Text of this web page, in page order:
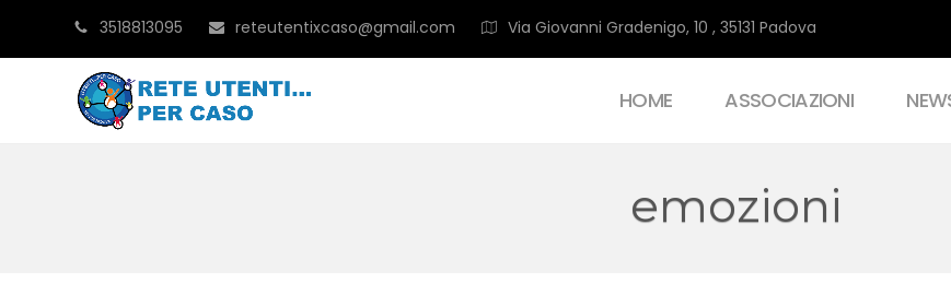
3518813095 reteutentixcaso@gmail.com Via Giovanni Gradenigo, 10 , 35131 Padova
HOME ASSOCIAZIONI
emozioni